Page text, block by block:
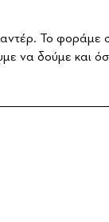
Το φοράμε
να δούμε και